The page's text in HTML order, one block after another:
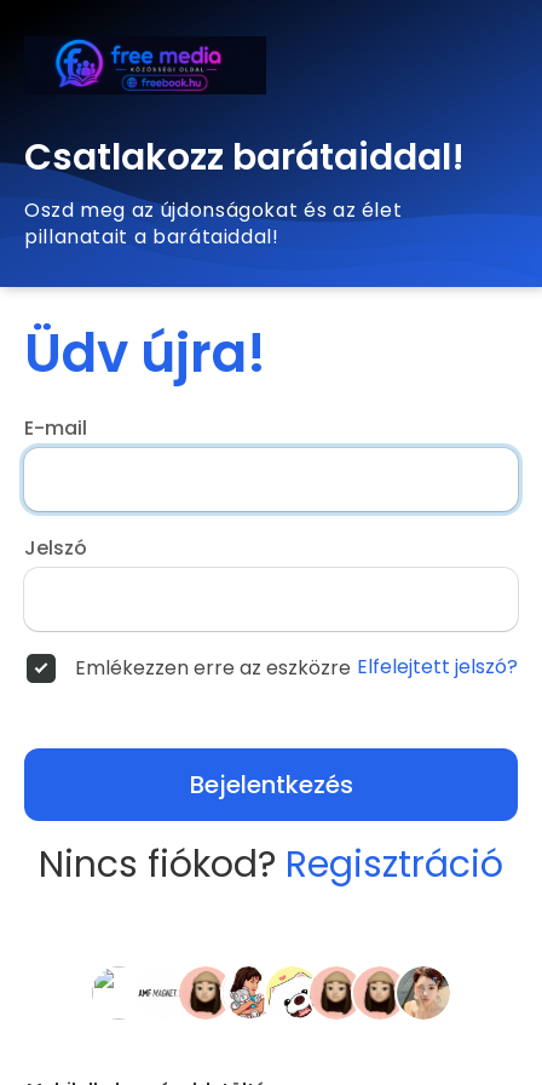
Csatlakozz barátaiddal!
Oszd meg az újdonságokat és az élet
pillanatait a barátaiddal!
Üdv újra!
E-mail
Jelszó
Emlékezzen erre az eszközre Elfelejtett jelszó?
Bejelentkezés
Nincs fiókod? Regisztráció